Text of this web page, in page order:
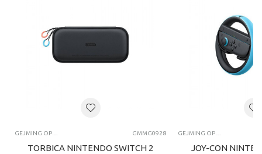
GMMG0928
TORBICA NINTENDO SWITCH 2
JOY-CON